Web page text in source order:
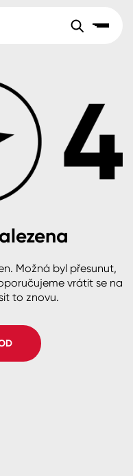
Sortiment
555Po – Pá: 8:00–15:00
Polsko Worldwide
podklady
Možná byl přesunut,
vrátit se na
to znovu.